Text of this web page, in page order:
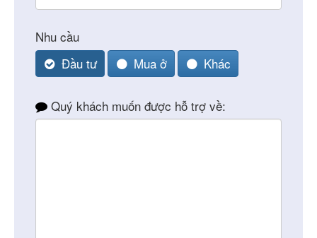
Nhu cầu
Đầu tư
Mua ở Khác
Quý khách muốn được hỗ trợ về: